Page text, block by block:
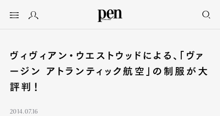
ヴィヴィアン・ウエストウッドによる、「ヴァ
ージン アトランティック航空」の制服が大
評判！
2014.07.16